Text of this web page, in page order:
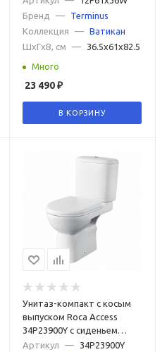
Красные
Без бачка
с функцией биде
50 см
Немецкие Итальянские
Японские Subway 3.0
Бренд
—
Terminus
Коллекция
—
Ватикан
ШxГxВ, см
— 36.5x61x82.5
Много
23 490₽
В КОРЗИНУ
Унитаз-компакт с косым
выпуском Roca Access
34P23900Y с сиденьем
микролифт
Артикул —
34P23900Y